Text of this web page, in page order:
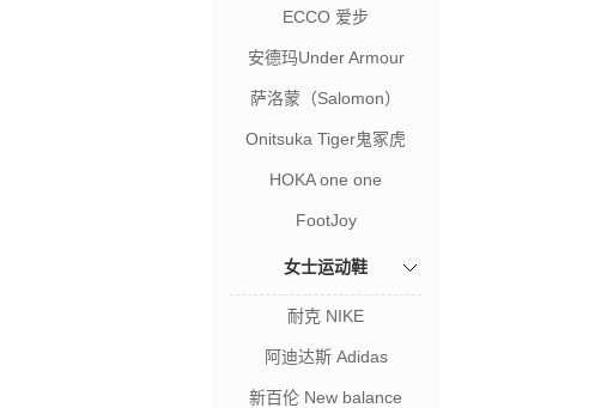
ECCO 爱步
安德玛Under Armour
萨洛蒙（Salomon）
Onitsuka Tiger鬼冢虎
HOKA one one
FootJoy
女士运动鞋
耐克 NIKE
阿迪达斯 Adidas
新百伦 New balance